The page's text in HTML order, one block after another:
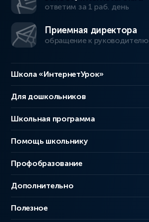
ответим за 1 раб. день
Приемная директора
обращение к руководителю
Школа «ИнтернетУрок»
Для дошкольников
Школьная программа
Помощь школьнику
Профобразование
Дополнительно
Полезное